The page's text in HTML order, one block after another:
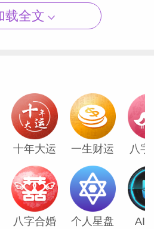
立性，即便是在婚后。
很惺惺相惜——你们总
非你们其中有人花时间
点现实主义，处处，也
着你的双双恋人玩弄你
星，还尚能支持你表达
假装自己很open，然后
。若你能做到这一点，
载全文
十年大运 一生财运 八
八字合婚 个人星盘 AI